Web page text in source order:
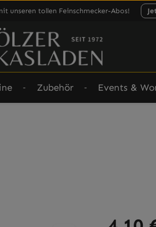
unseren tollen Feinschmecker-Abos!
Zubehör Events &